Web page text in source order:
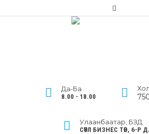
Да-Ба
8.00 - 18.00
Улаанбаатар, БЗД
СӨҮЛ БИЗНЕС ТӨВ, 6-Р